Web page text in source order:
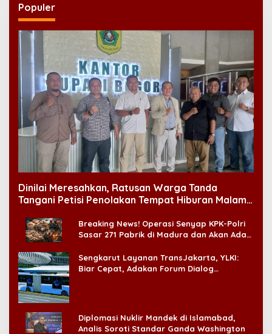
Populer
Dinilai Meresahkan, Ratusan Warga Tanda
Tangani Petisi Penolakan Tempat Hiburan Malam
Breaking News! Operasi Senyap KPK-Polri
Sasar 271 Pabrik di Madura dan Akan Ada
Sengkarut Layanan TransJakarta, YLKI:
Biar Cepat, Adakan Forum Dialog
Diplomasi Nuklir Mandek di Islamabad,
Analis Soroti Standar Ganda Washington